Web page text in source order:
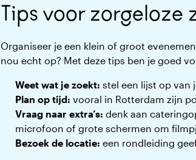
Tips voor zorgeloze
Organiseer je een klein of groot
nou echt op? Met deze tips ben je goed
Weet wat je zoekt: stel een lijst op van
Plan op tijd: vooral in Rotterdam zijn
Vraag naar extra’s: denk aan
microfoon of grote schermen om
Bezoek de locatie: een rondleiding